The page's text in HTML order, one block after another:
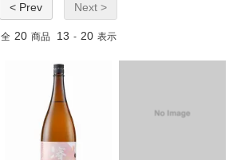
< Prev Next >
全 20 商品 13 - 20 表示